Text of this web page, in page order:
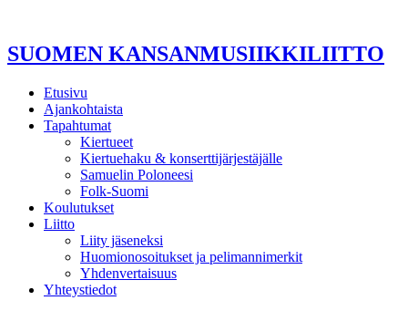
SUOMEN KANSANMUSIIKKILIITTO
Etusivu
Ajankohtaista
Tapahtumat
Kiertueet
Kiertuehaku & konserttijärjestäjälle
Samuelin Poloneesi
Folk-Suomi
Koulutukset
Liitto
Liity jäseneksi
Huomionosoitukset ja pelimannimerkit
Yhdenvertaisuus
Yhteystiedot